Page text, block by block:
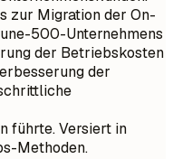
zur Migration der On-
500-Unternehmens
der Betriebskosten
der
führte. Versiert in
Methoden.